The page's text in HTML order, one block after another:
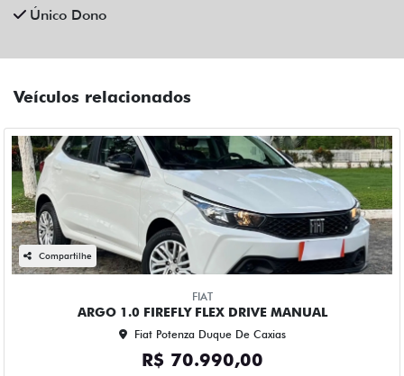
Único Dono
Veículos relacionados
Compartilhe
FIAT
ARGO 1.0 FIREFLY FLEX DRIVE MANUAL
Fiat Potenza Duque De Caxias
R$ 70.990,00